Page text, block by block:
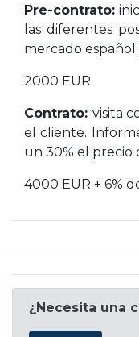
Pre-contrato:
las diferentes
mercado español
2000 EUR
Contrato: visita
el cliente.
un 30% el precio
4000 EUR + 6%
¿Necesita una